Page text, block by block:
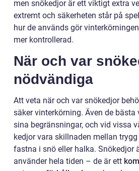
men snökedjor är ett viktigt extra
extremt och säkerheten står på
hur de används gör
mer kontrollerad.
När och var
nödvändiga
Att veta när och var snökedjor
säker vinterkörning. Även de bästa
sina begränsningar, och vid vissa
kedjor vara skillnaden mellan
fastna i snö eller halka. Snökedjor
använder hela tiden – de är ett